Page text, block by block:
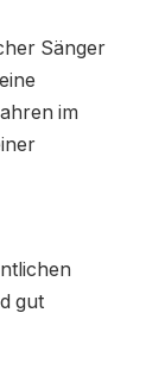
Sänger
im
gut